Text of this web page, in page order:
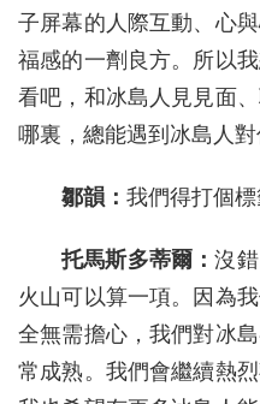
子屏幕的人際互動、心
福感的一劑良方。所以
看吧，和冰島人見見面
哪裏，總能遇到冰島人對
鄒韻： 我們得打個標
托馬斯多蒂爾：沒
火山可以算一項。因為
全無需擔心，我們對冰
常成熟。我們會繼續熱